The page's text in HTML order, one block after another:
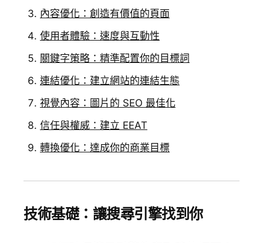
內容優化：創造有價值的頁面
使用者體驗：速度與互動性
關鍵字策略：精準配置你的目標詞
連結優化：建立網站的連結生態
視覺內容：圖片的 SEO 最佳化
信任與權威：建立 EEAT
轉換優化：達成你的商業目標
技術基礎：讓搜尋引擎找到你